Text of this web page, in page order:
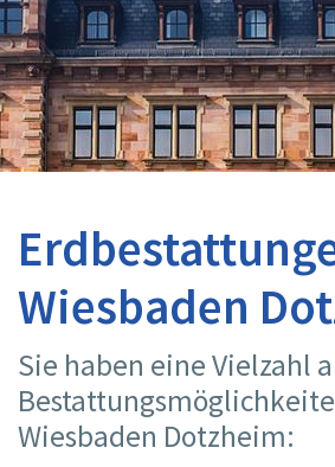
Wiesbaden
Sie haben eine Vielzahl
Wiesbaden Dotzheim: